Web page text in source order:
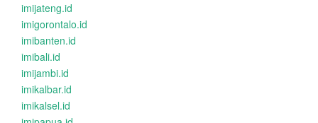
imijateng.id
imigorontalo.id
imibanten.id
imibali.id
imijambi.id
imikalbar.id
imikalsel.id